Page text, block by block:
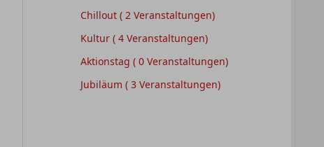
Chillout ( 2 Veranstaltungen)
Kultur ( 4 Veranstaltungen)
Aktionstag ( 0 Veranstaltungen)
Jubiläum ( 3 Veranstaltungen)